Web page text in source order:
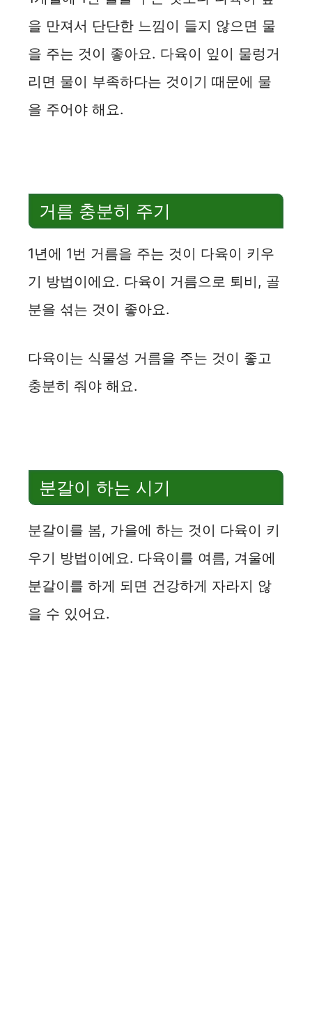
을 만져서 단단한 느낌이 들지 않으면 물
을 주는 것이 좋아요. 다육이 잎이 물렁거
리면 물이 부족하다는 것이기 때문에 물
을 주어야 해요.
거름 충분히 주기
1년에 1번 거름을 주는 것이 다육이 키우
기 방법이에요. 다육이 거름으로 퇴비, 골
분을 섞는 것이 좋아요.
다육이는 식물성 거름을 주는 것이 좋고
충분히 줘야 해요.
분갈이 하는 시기
분갈이를 봄, 가을에 하는 것이 다육이 키
우기 방법이에요. 다육이를 여름, 겨울에
분갈이를 하게 되면 건강하게 자라지 않
을 수 있어요.